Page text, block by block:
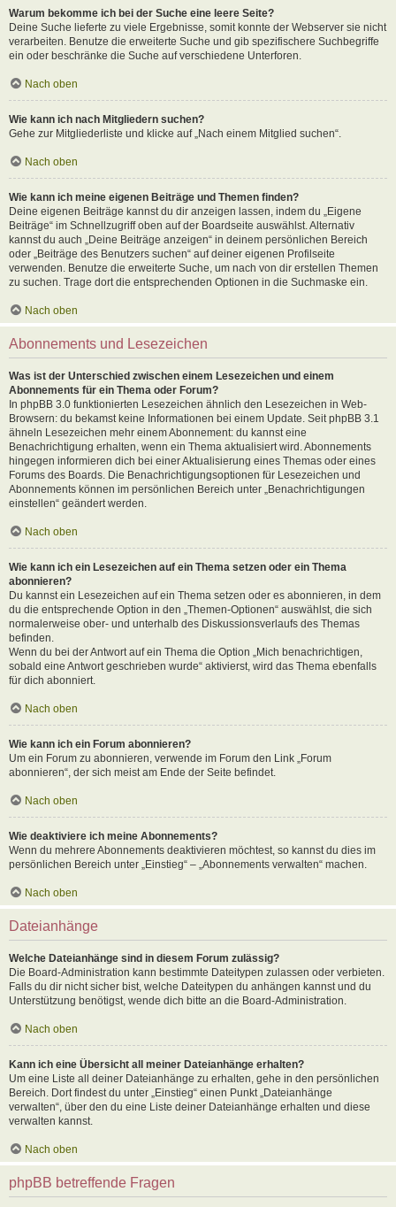
Warum bekomme ich bei der Suche eine leere Seite?
Deine Suche lieferte zu viele Ergebnisse, somit konnte der Webserver sie nicht
verarbeiten. Benutze die erweiterte Suche und gib spezifischere Suchbegriffe
ein oder beschränke die Suche auf verschiedene Unterforen.
Nach oben
Wie kann ich nach Mitgliedern suchen?
Gehe zur Mitgliederliste und klicke auf „Nach einem Mitglied suchen“.
Nach oben
Wie kann ich meine eigenen Beiträge und Themen finden?
Deine eigenen Beiträge kannst du dir anzeigen lassen, indem du „Eigene
Beiträge“ im Schnellzugriff oben auf der Boardseite auswählst. Alternativ
kannst du auch „Deine Beiträge anzeigen“ in deinem persönlichen Bereich
oder „Beiträge des Benutzers suchen“ auf deiner eigenen Profilseite
verwenden. Benutze die erweiterte Suche, um nach von dir erstellen Themen
zu suchen. Trage dort die entsprechenden Optionen in die Suchmaske ein.
Nach oben
Abonnements und Lesezeichen
Was ist der Unterschied zwischen einem Lesezeichen und einem
Abonnements für ein Thema oder Forum?
In phpBB 3.0 funktionierten Lesezeichen ähnlich den Lesezeichen in Web-
Browsern: du bekamst keine Informationen bei einem Update. Seit phpBB 3.1
ähneln Lesezeichen mehr einem Abonnement: du kannst eine
Benachrichtigung erhalten, wenn ein Thema aktualisiert wird. Abonnements
hingegen informieren dich bei einer Aktualisierung eines Themas oder eines
Forums des Boards. Die Benachrichtigungsoptionen für Lesezeichen und
Abonnements können im persönlichen Bereich unter „Benachrichtigungen
einstellen“ geändert werden.
Nach oben
Wie kann ich ein Lesezeichen auf ein Thema setzen oder ein Thema
abonnieren?
Du kannst ein Lesezeichen auf ein Thema setzen oder es abonnieren, in dem
du die entsprechende Option in den „Themen-Optionen“ auswählst, die sich
normalerweise ober- und unterhalb des Diskussionsverlaufs des Themas
befinden.
Wenn du bei der Antwort auf ein Thema die Option „Mich benachrichtigen,
sobald eine Antwort geschrieben wurde“ aktivierst, wird das Thema ebenfalls
für dich abonniert.
Nach oben
Wie kann ich ein Forum abonnieren?
Um ein Forum zu abonnieren, verwende im Forum den Link „Forum
abonnieren“, der sich meist am Ende der Seite befindet.
Nach oben
Wie deaktiviere ich meine Abonnements?
Wenn du mehrere Abonnements deaktivieren möchtest, so kannst du dies im
persönlichen Bereich unter „Einstieg“ – „Abonnements verwalten“ machen.
Nach oben
Dateianhänge
Welche Dateianhänge sind in diesem Forum zulässig?
Die Board-Administration kann bestimmte Dateitypen zulassen oder verbieten.
Falls du dir nicht sicher bist, welche Dateitypen du anhängen kannst und du
Unterstützung benötigst, wende dich bitte an die Board-Administration.
Nach oben
Kann ich eine Übersicht all meiner Dateianhänge erhalten?
Um eine Liste all deiner Dateianhänge zu erhalten, gehe in den persönlichen
Bereich. Dort findest du unter „Einstieg“ einen Punkt „Dateianhänge
verwalten“, über den du eine Liste deiner Dateianhänge erhalten und diese
verwalten kannst.
Nach oben
phpBB betreffende Fragen